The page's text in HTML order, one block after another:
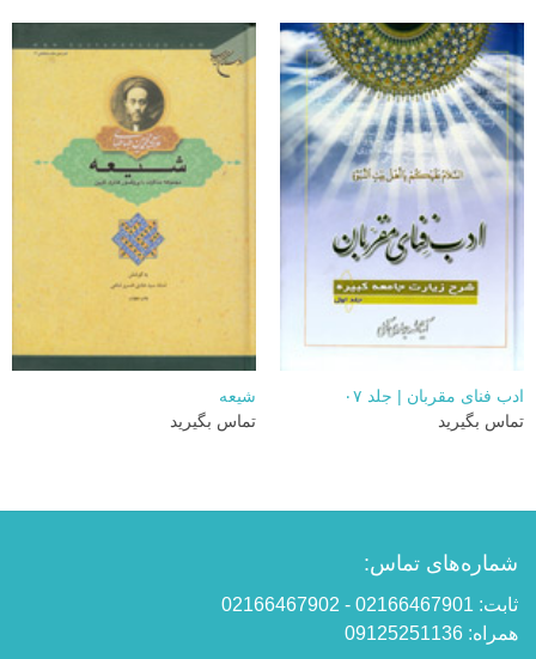
ادب فنای مقربان | جلد ۰۷
تماس بگیرید
شیعه
تماس بگیرید
شماره‌های تماس:
ثابت: 02166467901 - 02166467902
همراه: 09125251136